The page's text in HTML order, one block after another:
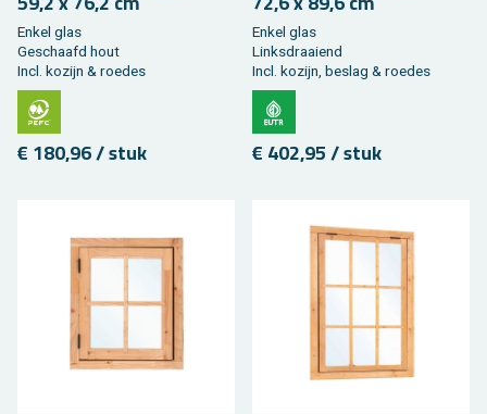
Enkel glas
Ge­schaafd hout
Incl. ko­zijn & roe­des
€ 180,96 / stuk
Enkel glas
Links­draai­end
Incl. ko­zijn, be­slag & roe­des
€ 402,95 / stuk